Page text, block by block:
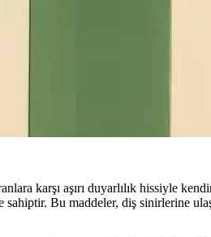
karşı aşırı duyarlılık hissiyle
Bu maddeler, diş sinirlerine